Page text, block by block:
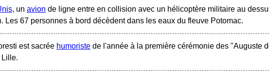
, un avion de ligne entre en collision avec un hélicoptère militaire au
Les 67 personnes à bord décèdent dans les eaux du fleuve Potomac.
est sacrée humoriste de l'année à la première cérémonie des "Auguste
Lille.